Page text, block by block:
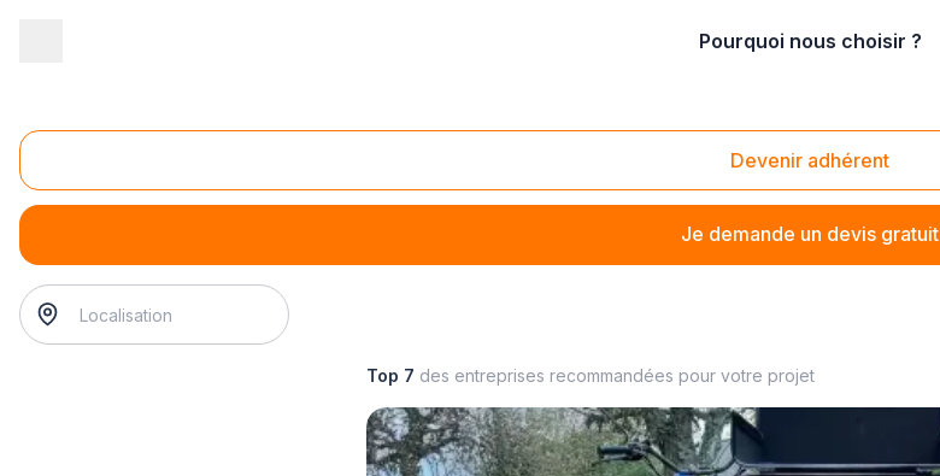
Pourquoi nous choisir ?
Devenir adhérent
Je demande un devis gratuit
Rapatriement de corps
rapatriement de corps
Top 7 des entreprises recommandées pour votre projet